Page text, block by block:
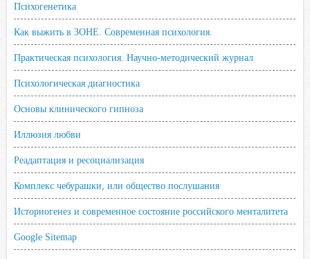
Психогенетика
Как выжить в ЗОНЕ. Современная психология.
Практическая психология. Научно-методический журнал
Психологическая диагностика
Основы клинического гипноза
Иллюзия любви
Реадаптация и ресоциализация
Комплекс чебурашки, или общество послушания
Историогенез и современное состояние российского менталитета
Google Sitemap